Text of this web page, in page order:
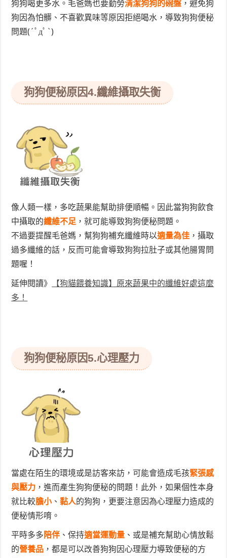
狗狗喝更多水。毛爸媽也要勤勞清潔狗狗的碗盤 ，避免狗
狗因為怕髒、不喜歡異味等原因拒絕喝水，導致狗狗便秘
問題(´ﾟдﾟ`)
狗狗便秘原因4.纖維攝取失衡
像人類一樣，多吃蔬果能幫助排便順暢。因此當狗狗飲食
中攝取的纖維不足，就可能導致狗狗便秘問題。
不過要提醒毛爸媽，幫狗狗補充纖維時以適量為佳 ，攝取
過多纖維的話，反而可能會導致狗狗拉肚子或其他腸胃問
題喔！
延伸閱讀》
【狗貓餵養知識】原來蔬果中的纖維好處這麼
多！
狗狗便秘原因5.心理壓力
當處在陌生的環境或是訪客來訪，可能會造成毛孩緊張感
與壓力 ，進而產生狗狗便秘的問題！此外，如果個性本身
就比較膽小、黏人的狗狗，更要注意因為心理壓力造成的
便秘情形唷。
平時多多 陪伴 、保持適當運動量 、或是補充幫助心情放鬆
的營養品 ，都是可以改善狗狗因心理壓力導致便秘的方